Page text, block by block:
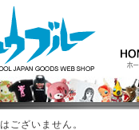
ございません。